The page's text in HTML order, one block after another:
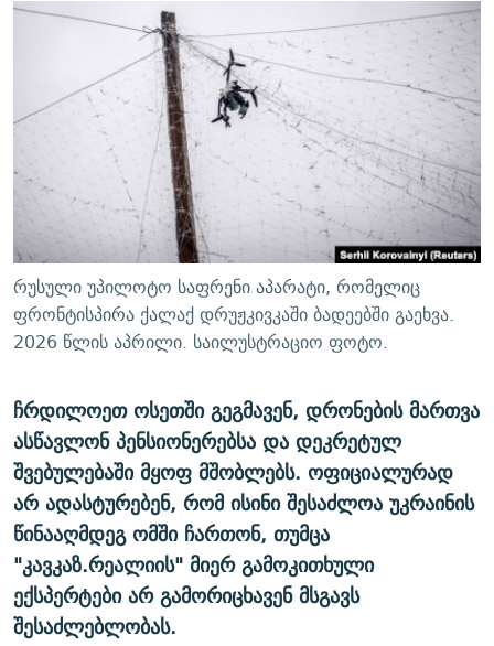
ᲛᲝᲚᲐᲞᲐᲠᲐᲙᲔ ᲢᲔᲥᲡᲢᲔᲑᲘ
ᲨᲘᲜ - ᲣᲪᲮᲝᲔᲗᲨᲘ
ᲚᲘᲢᲔᲠᲐᲢᲣᲠᲣᲚᲘ ᲬᲐᲮᲜᲐᲒᲔᲑᲘ
ᲐᲛᲔᲠᲘᲙᲣᲚᲘ ᲛᲝᲗᲮᲠᲝᲑᲐ
ᲘᲛᲞᲔᲠᲘᲐ ᲓᲐ ᲠᲐᲓᲘᲝ
ᲩᲔᲛᲘ ᲡᲘᲙᲕᲓᲘᲚᲘᲡ ᲛᲘᲖᲔᲖᲘᲐ COVID-19
11 ᲬᲔᲚᲘ - 11 ᲐᲛᲑᲐᲕᲘ
ᲡᲐᲞᲐᲠᲚᲐᲛᲔᲜᲢᲝ ᲐᲠᲩᲔᲕᲜᲔᲑᲘᲡ ᲘᲡᲢᲝᲠᲘᲐ
ᲑᲐᲕᲨᲕᲔᲑᲘ ᲞᲠᲝᲡᲢᲘᲢᲣᲪᲘᲐᲨᲘ - ᲐᲛᲝᲣᲗᲥᲛᲔᲚᲘ ᲐᲛᲑᲐᲕᲘ
5 ᲐᲛᲑᲐᲕᲘ - 20 ᲘᲕᲜᲘᲡᲡ ᲓᲐᲨᲐᲕᲔᲑᲣᲚᲔᲑᲘ
ᲐᲒᲕᲘᲡᲢᲝᲡ ᲝᲛᲘ
ПРИВЕТ ᲙᲣᲚᲢᲣᲠᲐ
ᲒᲐᲛᲝᲘᲬᲔᲠᲔ
რთე/რთ-ის ყველა საიტი
რუსული უპილოტო საფრენი აპარატი, რომელიც
ფრონტისპირა ქალაქ დრუჟკივკაში ბადეებში გაეხვა.
2026 წლის აპრილი. საილუსტრაციო ფოტო.
ჩრდილოეთ ოსეთში გეგმავენ, დრონების მართვა
ასწავლონ პენსიონერებსა და დეკრეტულ
შვებულებაში მყოფ მშობლებს. ოფიციალურად
არ ადასტურებენ, რომ ისინი შესაძლოა უკრაინის
წინააღმდეგ ომში ჩართონ, თუმცა
"კავკაზ.რეალიის" მიერ გამოკითხული
ექსპერტები არ გამორიცხავენ მსგავს
შესაძლებლობას.